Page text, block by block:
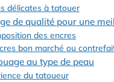
délicates à tatouer
de qualité pour une
des encres
bon marché ou
au type de peau
du tatoueur